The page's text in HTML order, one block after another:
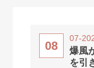
08
07-
爆風
を引